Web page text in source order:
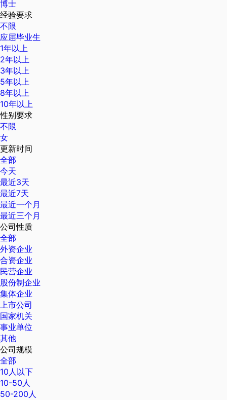
博士
经验要求
不限
应届毕业生
1年以上
2年以上
3年以上
5年以上
8年以上
10年以上
性别要求
不限
女
更新时间
全部
今天
最近3天
最近7天
最近一个月
最近三个月
公司性质
全部
外资企业
合资企业
民营企业
股份制企业
集体企业
上市公司
国家机关
事业单位
其他
公司规模
全部
10人以下
10-50人
50-200人